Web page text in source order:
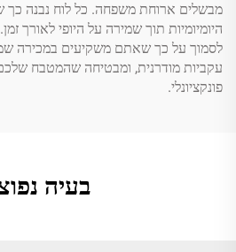
מבשלים ארוחת משפחה. כל לוח נבנה כך
לסמוך על כך שאתם משקיעים במכירה
עקביות מודרנית, ומבטיחה שהמטבח
פונקציונלי.
בעיה